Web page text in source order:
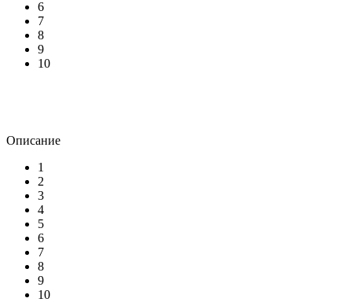
6
7
8
9
10
Описание
1
2
3
4
5
6
7
8
9
10